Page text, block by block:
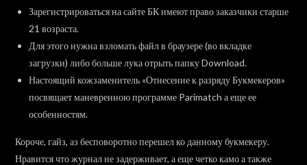
Зарегистрироваться на сайте БК имеют право заказчики старше
21 возраста.
Для этого нужна взломать файл в браузере (во вкладке
загрузки) либо больше лука отрыть папку Download.
Настоящий кожзаменитель «Отнесение к разряду Букмекеров»
посвящает маневренною программе Parimatch а еще ее
особенностям.
Короче, гайз, аз бесповоротно перешел ко данному букмекеру.
Нравится что журнал не задерживает, а еще четко камо а также